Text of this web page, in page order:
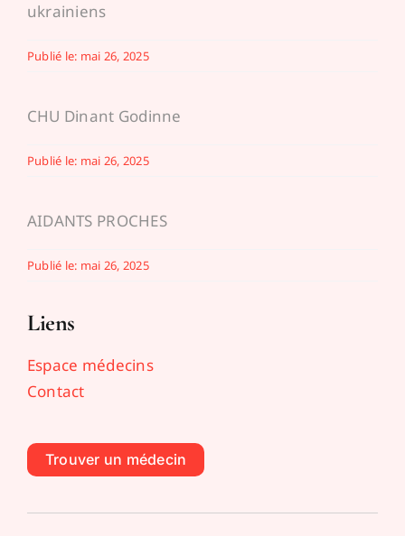
ukrainiens
Publié le: mai 26, 2025
CHU Dinant Godinne
Publié le: mai 26, 2025
AIDANTS PROCHES
Publié le: mai 26, 2025
Liens
Espace médecins
Contact
Trouver un médecin